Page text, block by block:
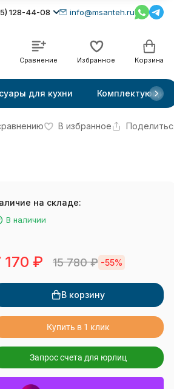
128-44-08 info@msanteh.ru
Сравнение Избранное Корзина
для кухни Комплектующие
В избранное
на складе:
В наличии
170 ₽ 15 780₽ -55%
В корзину
Купить в 1 клик
Запрос счета для юрлиц